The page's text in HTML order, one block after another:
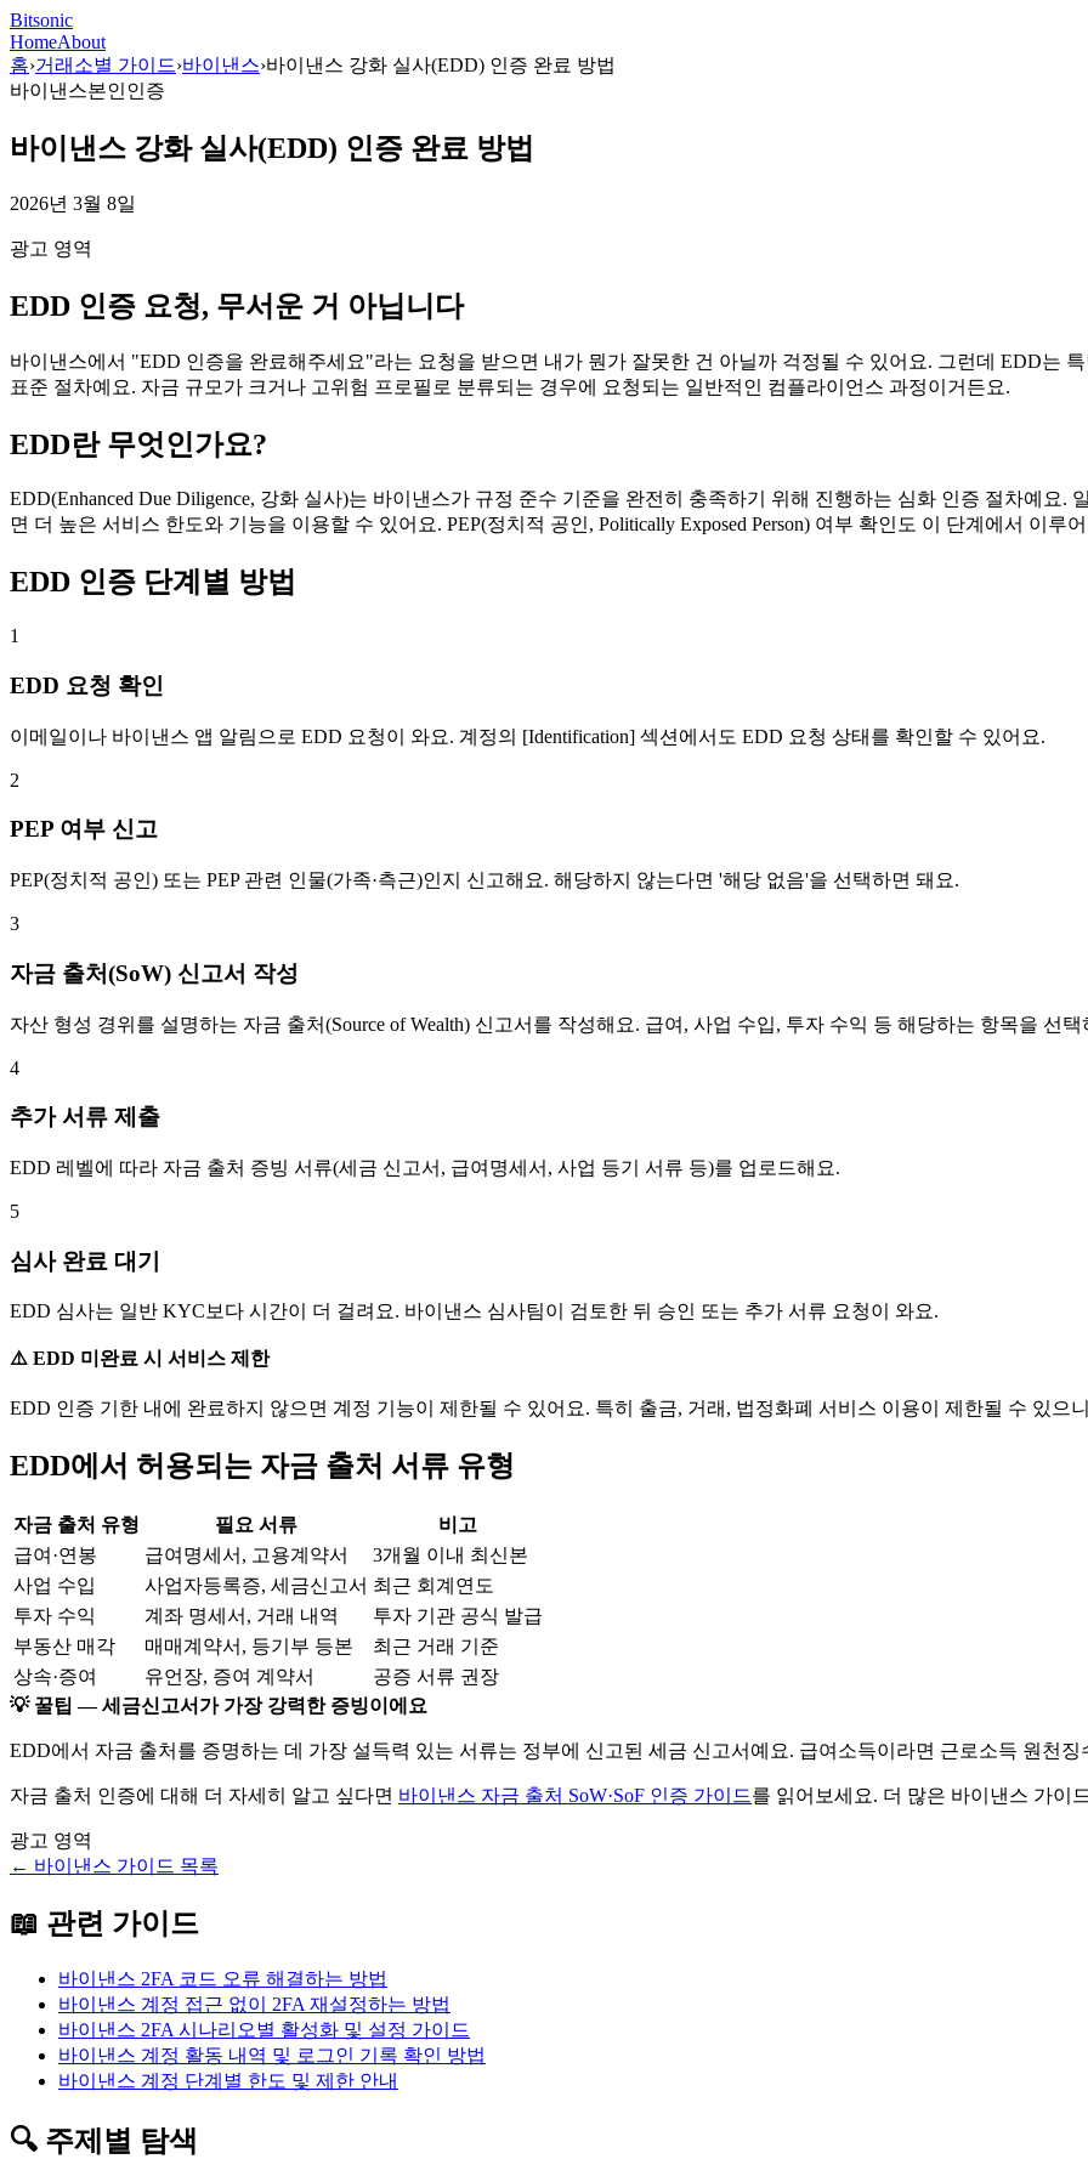
Bitsonic
HomeAbout
홈›거래소별 가이드›바이낸스›바이낸스 강화 실사(EDD) 인증 완료 방법
바이낸스본인인증
바이낸스 강화 실사(EDD) 인증 완료 방법
2026년 3월 8일
광고 영역
EDD 인증 요청, 무서운 거 아닙니다
바이낸스에서 "EDD 인증을 완료해주세요"라는 요청을 받으면 내가 뭔가 잘못한 건 아닐까 걱정될 수 있어요. 그런데 EDD는
표준 절차예요. 자금 규모가 크거나 고위험 프로필로 분류되는 경우에 요청되는 일반적인 컴플라이언스 과정이거든요.
EDD란 무엇인가요?
EDD(Enhanced Due Diligence, 강화 실사)는 바이낸스가 규정 준수 기준을 완전히 충족하기 위해 진행하는 심화 인증 절차예요
면 더 높은 서비스 한도와 기능을 이용할 수 있어요. PEP(정치적 공인, Politically Exposed Person) 여부 확인도 이 단계에서 이루
EDD 인증 단계별 방법
1
EDD 요청 확인
이메일이나 바이낸스 앱 알림으로 EDD 요청이 와요. 계정의 [Identification] 섹션에서도 EDD 요청 상태를 확인할 수 있어요.
2
PEP 여부 신고
PEP(정치적 공인) 또는 PEP 관련 인물(가족·측근)인지 신고해요. 해당하지 않는다면 '해당 없음'을 선택하면 돼요.
3
자금 출처(SoW) 신고서 작성
자산 형성 경위를 설명하는 자금 출처(Source of Wealth) 신고서를 작성해요. 급여, 사업 수입, 투자 수익 등 해당하는 항목을 선
4
추가 서류 제출
EDD 레벨에 따라 자금 출처 증빙 서류(세금 신고서, 급여명세서, 사업 등기 서류 등)를 업로드해요.
5
심사 완료 대기
EDD 심사는 일반 KYC보다 시간이 더 걸려요. 바이낸스 심사팀이 검토한 뒤 승인 또는 추가 서류 요청이 와요.
⚠️ EDD 미완료 시 서비스 제한
EDD 인증 기한 내에 완료하지 않으면 계정 기능이 제한될 수 있어요. 특히 출금, 거래, 법정화폐 서비스 이용이 제한될 수 있으
EDD에서 허용되는 자금 출처 서류 유형
자금 출처 유형 필요 서류
비고
급여·연봉
급여명세서, 고용계약서
3개월 이내 최신본
사업 수입
사업자등록증, 세금신고서 최근 회계연도
투자 수익
계좌 명세서, 거래 내역
투자 기관 공식 발급
부동산 매각
매매계약서, 등기부 등본
최근 거래 기준
상속·증여
유언장, 증여 계약서
공증 서류 권장
💡 꿀팁 — 세금신고서가 가장 강력한 증빙이에요
EDD에서 자금 출처를 증명하는 데 가장 설득력 있는 서류는 정부에 신고된 세금 신고서예요. 급여소득이라면 근로소득 원천
자금 출처 인증에 대해 더 자세히 알고 싶다면 바이낸스 자금 출처 SoW·SoF 인증 가이드를 읽어보세요. 더 많은 바이낸스 가이
광고 영역
← 바이낸스 가이드 목록
📖 관련 가이드
바이낸스 2FA 코드 오류 해결하는 방법
바이낸스 계정 접근 없이 2FA 재설정하는 방법
바이낸스 2FA 시나리오별 활성화 및 설정 가이드
바이낸스 계정 활동 내역 및 로그인 기록 확인 방법
바이낸스 계정 단계별 한도 및 제한 안내
🔍 주제별 탐색